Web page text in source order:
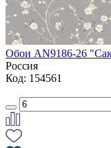
Обои AN9186-26
Россия
Код: 154561